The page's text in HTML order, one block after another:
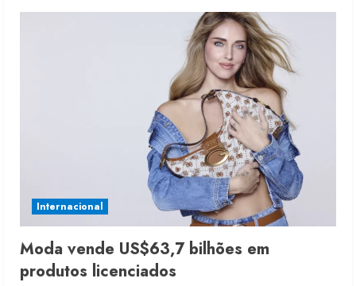
Internacional
Moda vende US$63,7 bilhões em
produtos licenciados